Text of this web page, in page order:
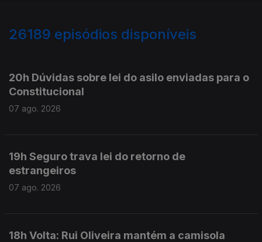
26189 episódios disponíveis
20h Dúvidas sobre lei do asilo enviadas para o
Constitucional
07 ago. 2026
19h Seguro trava lei do retorno de
estrangeiros
07 ago. 2026
18h Volta: Rui Oliveira mantém a camisola